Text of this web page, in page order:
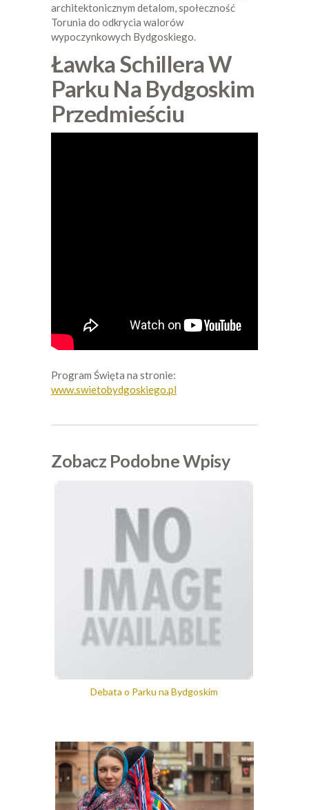
architektonicznym detalom, społeczność
Torunia do odkrycia walorów
wypoczynkowych Bydgoskiego.
Ławka Schillera W
Parku Na Bydgoskim
Przedmieściu
Program Święta na stronie:
www.swietobydgoskiego.pl
Zobacz Podobne Wpisy
Debata o Parku na Bydgoskim